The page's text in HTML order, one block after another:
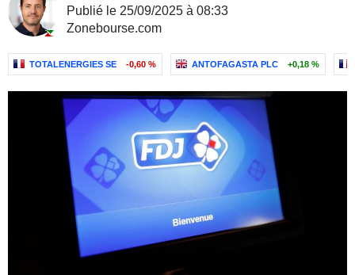
Publié le 25/09/2025 à 08:33
Zonebourse.com
TOTALENERGIES SE -0,60 % ANTOFAGASTA PLC +0,18 %